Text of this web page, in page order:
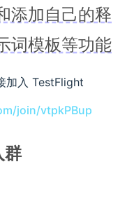
添加自己的释
词模板等功能
加入 TestFlight
join/vtpkPBup
群